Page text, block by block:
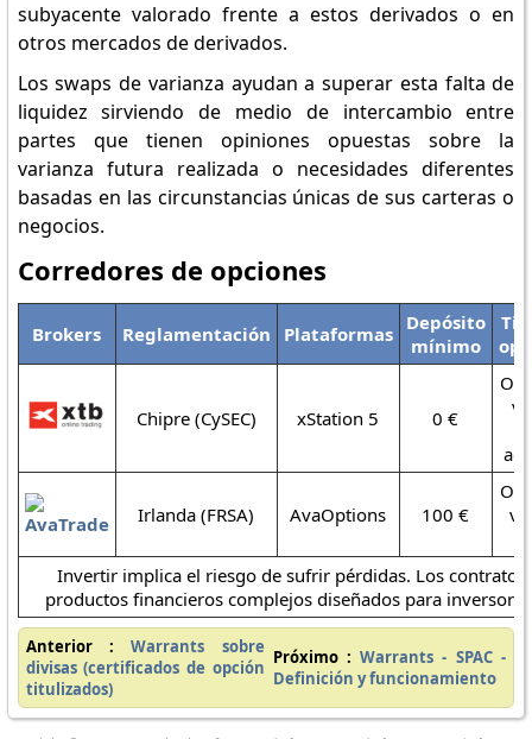
subyacente valorado frente a estos derivados o en
otros mercados de derivados.
Los swaps de varianza ayudan a superar esta falta de
liquidez sirviendo de medio de intercambio entre
partes que tienen opiniones opuestas sobre la
varianza futura realizada o necesidades diferentes
basadas en las circunstancias únicas de sus carteras o
negocios.
Corredores de opciones
Brokers Reglamentación Plataformas
Depósito
mínimo
Chipre (CySEC) xStation 5 0 €
Irlanda (FRSA) AvaOptions 100 €
Invertir implica el riesgo de sufrir pérdidas. Los contratos
productos financieros complejos diseñados para
Anterior :
Warrants sobre
divisas (certificados de opción
titulizados)
Próximo :Warrants - SPAC -
Definición y funcionamiento